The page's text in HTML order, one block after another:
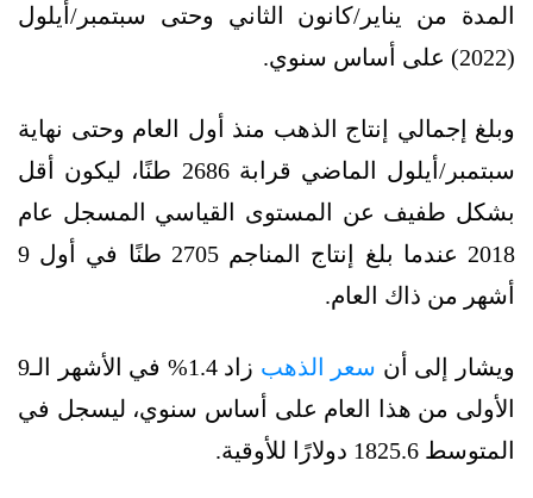
المدة من يناير/كانون الثاني وحتى سبتمبر/أيلول
(2022) على أساس سنوي.
وبلغ إجمالي إنتاج الذهب منذ أول العام وحتى نهاية
سبتمبر/أيلول الماضي قرابة 2686 طنًا، ليكون أقل
بشكل طفيف عن المستوى القياسي المسجل عام
2018 عندما بلغ إنتاج المناجم 2705 طنًا في أول 9
أشهر من ذاك العام.
ويشار إلى أن سعر الذهب
زاد 1.4% في الأشهر الـ9
الأولى من هذا العام على أساس سنوي، ليسجل في
المتوسط 1825.6 دولارًا للأوقية.